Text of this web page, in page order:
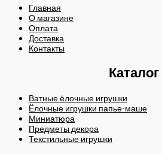
Главная
О магазине
Оплата
Доставка
Контакты
Каталог
Ватные ёлочные игрушки
Ёлочные игрушки папье-маше
Миниатюра
Предметы декора
Текстильные игрушки